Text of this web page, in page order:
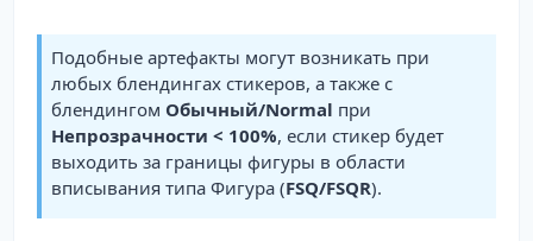
Подобные артефакты могут возникать при
любых блендингах стикеров, а также с
блендингом Обычный/Normal при
Непрозрачности < 100%, если стикер будет
выходить за границы фигуры в области
вписывания типа Фигура (FSQ/FSQR).